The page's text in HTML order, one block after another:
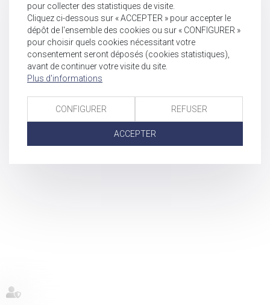
pour collecter des statistiques de visite.
Cliquez ci-dessous sur « ACCEPTER » pour accepter le
dépôt de l'ensemble des cookies ou sur « CONFIGURER »
pour choisir quels cookies nécessitant votre
consentement seront déposés (cookies statistiques),
avant de continuer votre visite du site.
Plus d'informations
CONFIGURER REFUSER
ACCEPTER